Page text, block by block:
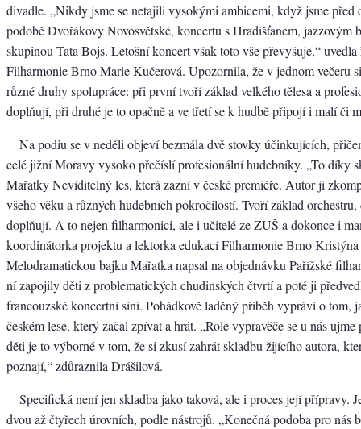
divadle. „Nikdy jsme se netajili vysokými ambicemi, když jsme
podobě Dvořákovy Novosvětské, koncertu s Hradišťanem, jazzovým
skupinou Tata Bojs. Letošní koncert však toto vše převyšuje,“
Filharmonie Brno Marie Kučerová. Upozornila, že v jednom večeru
různé druhy spolupráce: při první tvoří základ velkého tělesa a
doplňují, při druhé je to opačně a ve třetí se k hudbě připojí i malí či
Na podiu se v neděli objeví bezmála dvě stovky účinkujících,
celé jižní Moravy vysoko přečíslí profesionální hudebníky. „To díky
Mařatky Neviditelný les, která zazní v české premiéře. Autor ji
všeho věku a různých hudebních pokročilostí. Tvoří základ
doplňují. A to nejen filharmonici, ale i učitelé ze ZUŠ a dokonce i
koordinátorka projektu a lektorka edukací Filharmonie Brno
Melodramatickou bajku Mařatka napsal na objednávku Pařížské
ní zapojily děti z problematických chudinských čtvrtí a poté ji
francouzské koncertní síni. Pohádkově laděný příběh vypráví o tom,
českém lese, který začal zpívat a hrát. „Role vypravěče se u nás
děti je to výborné v tom, že si zkusí zahrát skladbu žijícího autora,
poznají,“ zdůraznila Drášilová.
Specifická není jen skladba jako taková, ale i proces její přípravy.
dvou až čtyřech úrovních, podle nástrojů. „Konečná podoba pro nás